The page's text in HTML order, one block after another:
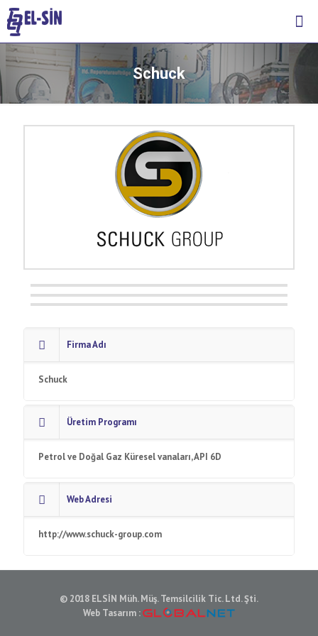
Schuck
Firma Adı
Schuck
Üretim Programı
Petrol ve Doğal Gaz Küresel vanaları, API 6D
Web Adresi
http://www.schuck-group.com
© 2018 ELSİN Müh. Müş. Temsilcilik Tic. Ltd. Şti.
Web Tasarım :